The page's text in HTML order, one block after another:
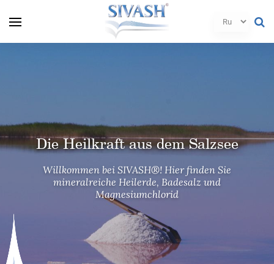
Willkommen bei SIVASH®! Hier finden Sie
mineralreiche Heilerde, Badesalz und
Magnesiumchlorid
Die Heilkraft aus dem Salzsee
Willkommen bei SIVASH®! Hier finden Sie
mineralreiche Heilerde, Badesalz und
Magnesiumchlorid
Die Heilkraft aus dem Salzsee
Willkommen bei SIVASH®! Hier finden Sie
mineralreiche Heilerde, Badesalz und
Magnesiumchlorid
Die Heilkraft aus dem Salzsee